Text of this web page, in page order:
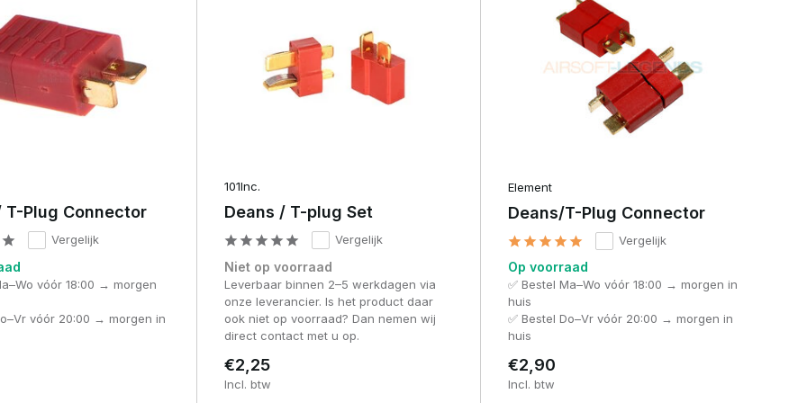
en verhoogt veiligheid.
T-Plug Connector
Vergelijk
vóór 18:00 → morgen
vóór 20:00 → morgen in
101Inc.
Deans / T-plug Set
Vergelijk
Niet op voorraad
Leverbaar binnen 2–5 werkdagen via
onze leverancier. Is het product daar
ook niet op voorraad? Dan nemen wij
direct contact met u op.
€2,25
Incl. btw
Element
Deans/T-Plug Connector
Vergelijk
Op voorraad
✅ Bestel Ma–Wo vóór 18:00 → morgen in
huis
✅ Bestel Do–Vr vóór 20:00 → morgen in
huis
€2,90
Incl. btw